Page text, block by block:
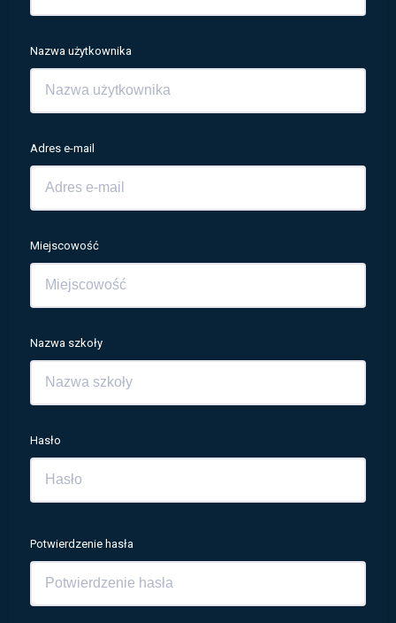
Nazwa użytkownika
Adres e-mail
Miejscowość
Nazwa szkoły
Hasło
Potwierdzenie hasła